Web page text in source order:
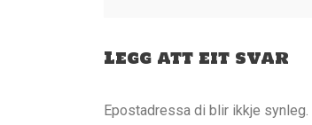
Legg att eit svar
Epostadressa di blir ikkje synleg.